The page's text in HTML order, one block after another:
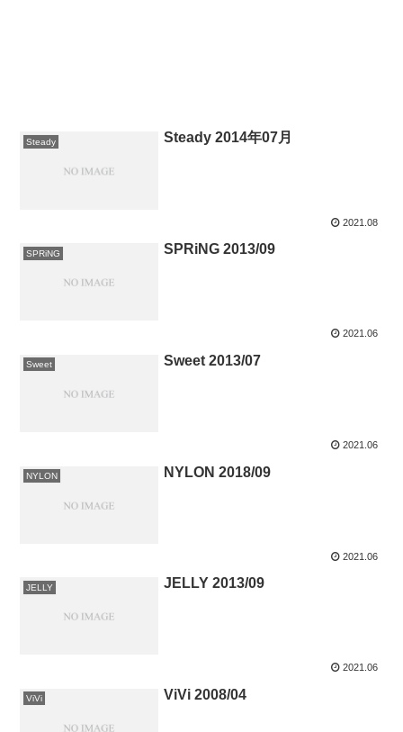
Steady Steady 2014年07月
2021.08
SPRiNG SPRiNG 2013/09
2021.06
Sweet Sweet 2013/07
2021.06
NYLON NYLON 2018/09
2021.06
JELLY JELLY 2013/09
2021.06
ViVi ViVi 2008/04